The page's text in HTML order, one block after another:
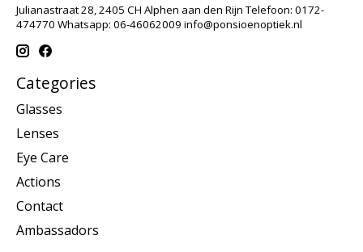
Julianastraat 28, 2405 CH Alphen aan den Rijn Telefoon: 0172-
474770 Whatsapp: 06-46062009 info@ponsioenoptiek.nl
Categories
Glasses
Lenses
Eye Care
Actions
Contact
Ambassadors